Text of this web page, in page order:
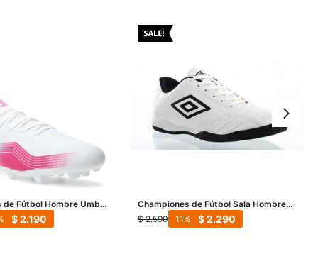
de Fútbol Hombre Umbro
- Rosado
$2.190
Championes de Fútbol Sala Hombre
Umbro Classico II IC - Blanco - Negro
$ 2.590 $2.290
11